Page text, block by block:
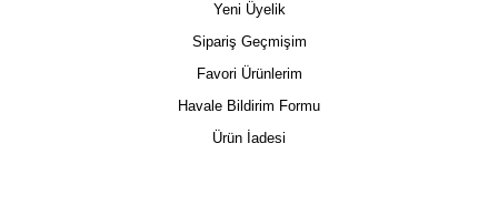
Yeni Üyelik
Sipariş Geçmişim
Favori Ürünlerim
Havale Bildirim Formu
Ürün İadesi